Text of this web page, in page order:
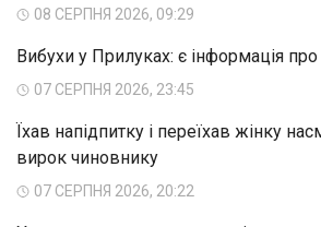
08 СЕРПНЯ 2026, 09:29
Вибухи у Прилуках: є інформація
07 СЕРПНЯ 2026, 23:45
Їхав напідпитку і переїхав жінку
вирок чиновнику
07 СЕРПНЯ 2026, 20:22